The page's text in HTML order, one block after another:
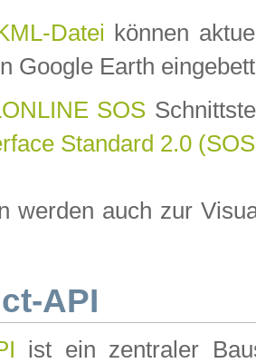
Datei können
Google Earth
SOS
Standard 2.0
werden auch zur
API
ist ein zentraler